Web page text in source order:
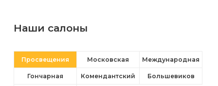
Контакты
сайта
Сфинксе
Формула-1
Эпиляция
Наши салоны
Просвещения Московская Международная
Гончарная Комендантский Большевиков